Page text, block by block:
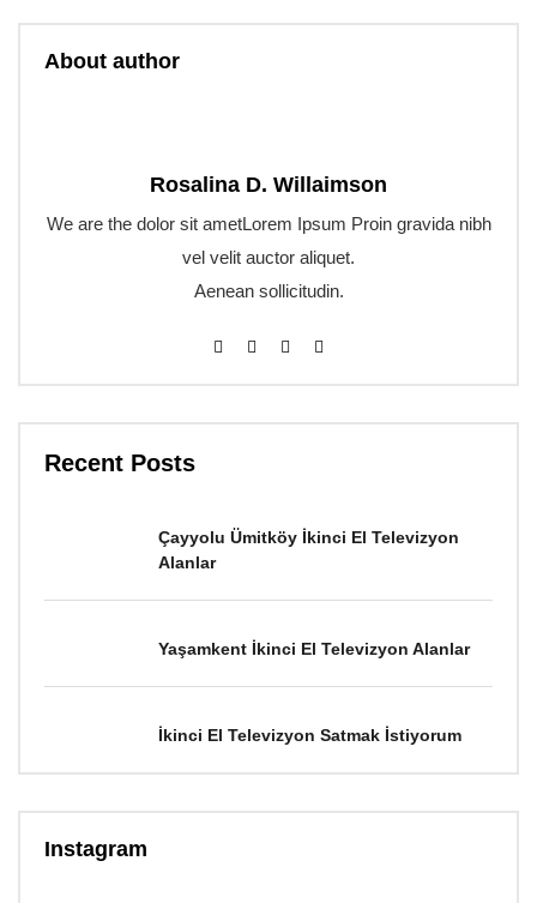
About author
Rosalina D. Willaimson
We are the dolor sit ametLorem Ipsum Proin gravida nibh
vel velit auctor aliquet.
Aenean sollicitudin.
Recent Posts
Çayyolu Ümitköy İkinci El Televizyon
Alanlar
Yaşamkent İkinci El Televizyon Alanlar
İkinci El Televizyon Satmak İstiyorum
Instagram